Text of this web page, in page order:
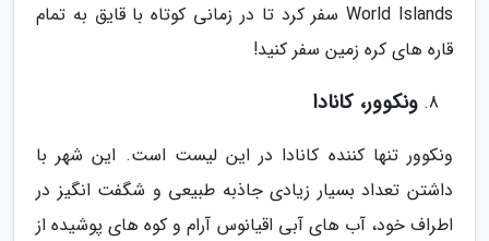
World Islands سفر کرد تا در زمانی کوتاه با قایق به تمام
قاره های کره زمین سفر کنید!
ونکوور، کانادا
ونکوور تنها کننده کانادا در این لیست است. این شهر با
داشتن تعداد بسیار زیادی جاذبه طبیعی و شگفت انگیز در
اطراف خود، آب های آبی اقیانوس آرام و کوه های پوشیده از